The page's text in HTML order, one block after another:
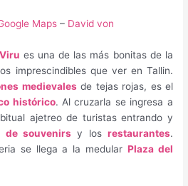
Maps – David von
es una de las más bonitas de la
imprescindibles que ver en Tallin.
medievalesde tejas rojas, es el
histórico. Al cruzarla se ingresa a
ajetreo de turistas entrando y
de souvenirsy los restaurantes.
se llega a la medularPlaza del